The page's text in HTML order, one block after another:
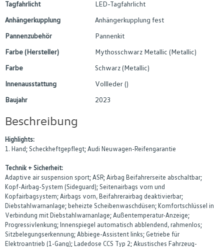
Tagfahrlicht
LED-Tagfahrlicht
Anhängerkupplung
Anhängerkupplung fest
Pannenzubehör
Pannenkit
Farbe (Hersteller)
Mythosschwarz Metallic (Metallic)
Farbe
Schwarz (Metallic)
Innenausstattung
Vollleder ()
Baujahr
2023
Beschreibung
Highlights:
1. Hand; Scheckheftgepflegt; Audi Neuwagen-Reifengarantie
Technik + Sicherheit:
Adaptive air suspension sport; ASR; Airbag Beifahrerseite abschaltbar;
Kopf-Airbag-System (Sideguard); Seitenairbags vorn und
Kopfairbagsystem; Airbags vorn, Beifahrerairbag deaktivierbar;
Diebstahlwarnanlage; beheizte Scheibenwaschdüsen; Komfortschlüssel in
Verbindung mit Diebstahlwarnanlage; Außentemperatur-Anzeige;
Progressivlenkung; Innenspiegel automatisch abblendend, rahmenlos;
Sitzbelegungserkennung; Abbiege-Assistent links; Getriebe für
Elektroantrieb (1-Gang); Ladedose CCS Typ 2; Akustisches Fahrzeug-